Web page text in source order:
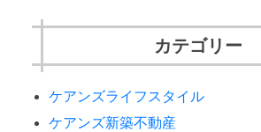
カテゴリー
ケアンズライフスタイル
ケアンズ新築不動産